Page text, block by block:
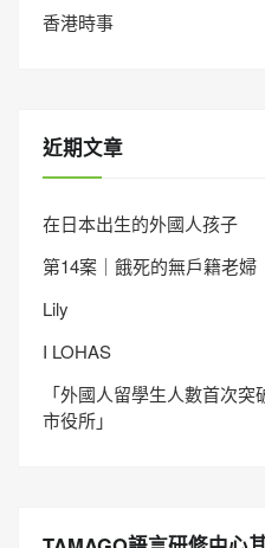
香港時事
近期文章
在日本出生的外國人孩子
第14案｜餓死的無戶籍老婦
Lily
I LOHAS
「外國人留學生人數首次
市役所」